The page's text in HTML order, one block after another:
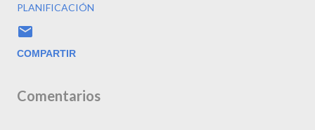
PLANIFICACIÓN
COMPARTIR
Comentarios